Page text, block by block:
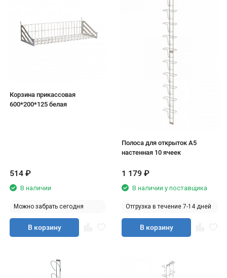
Корзина прикассовая
600*200*125 белая
514 ₽
В наличии
Можно забрать сегодня
В корзину
Полоса для открыток А5
настенная 10 ячеек
1 179 ₽
В наличии у поставщика
Отгрузка в течение 7-14 дней
В корзину